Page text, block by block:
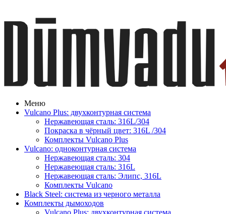
Меню
Vulcano Plus: двухконтурная система
Нержавеющая сталь: 316L/304
Покраска в чёрный цвет: 316L /304
Комплекты Vulcano Plus
Vulcano: одноконтурная система
Нержавеющая сталь: 304
Нержавеющая сталь: 316L
Нержавеющая сталь: Элипс, 316L
Комплекты Vulcano
Black Steel: система из черного металла
Комплекты дымоходов
Vulcano Plus: двухконтурная система